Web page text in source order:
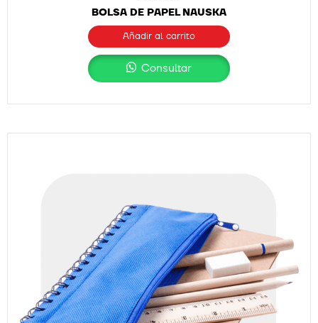
BOLSA DE PAPEL NAUSKA
Añadir al carrito
Consultar